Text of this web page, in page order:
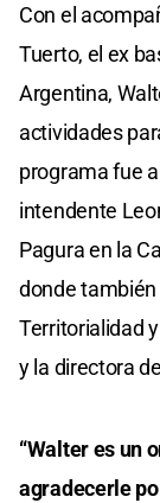
Con el
Tuerto, el ex
Argentina,
actividades
programa fue
intendente
Pagura en la
donde
Territorialidad
y la directora
“Walter es un
agradecerle